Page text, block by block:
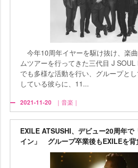
今年10周年イヤーを駆け抜け、楽
ムツアーを行ってきた三代目 J SOUL
でも多様な活動を行い、グループと
している彼らに、11...
2021-11-20 ｜音楽｜
EXILE ATSUSHI、デビュー20周年で
イン」 グループ卒業後もEXILEを背